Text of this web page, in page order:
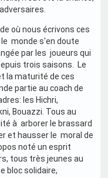
où nous écrivons ces
le monde s'en doute
par les joueurs qui
trois saisons. Le
la maturité de ces
partie au coach de
les Hichri,
Bouazzi. Tous au
à arborer le brassard
et hausser le moral de
noté un esprit
tous très jeunes au
bloc solidaire,